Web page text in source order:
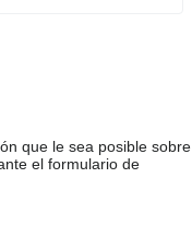
que le sea posible sobre
el formulario de